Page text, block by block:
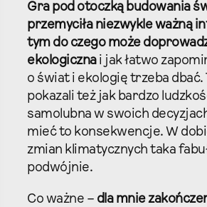
Gra pod otoczką budowania
przemyciła niezwykle ważną
tym do czego może
ekologicznai jak łatwo
o świat i ekologię trzeba dbać.
pokazali też jak bardzo
samolubna w swoich
mieć to konsekwencje. W
zmian klimatycznych taka
podwójnie.
Co ważne – dla mnie